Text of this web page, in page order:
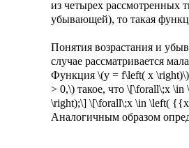
из четырех рассмотренных
убывающей), то такая
Понятия возрастания и
случае рассматривается
Функция \(y = f\left( x \right)\)
> 0,\) такое, что \[\forall\;x
\right);\] \[\forall\;x \in \left(
Аналогичным образом